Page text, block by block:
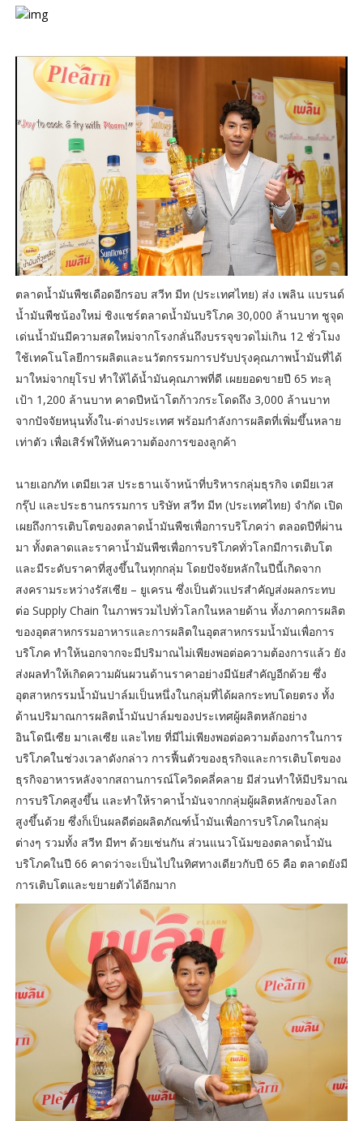
ตลาดน้ำมันพืชเดือดอีกรอบ สวีท มีท (ประเทศไทย) ส่ง เพลิน แบรนด์
น้ำมันพืชน้องใหม่ ชิงแชร์ตลาดน้ำมันบริโภค 30,000 ล้านบาท ชูจุด
เด่นน้ำมันมีความสดใหม่จากโรงกลั่นถึงบรรจุขวดไม่เกิน 12 ชั่วโมง
ใช้เทคโนโลยีการผลิตและนวัตกรรมการปรับปรุงคุณภาพน้ำมันที่ได้
มาใหม่จากยุโรป ทำให้ได้น้ำมันคุณภาพที่ดี เผยยอดขายปี 65 ทะลุ
เป้า 1,200 ล้านบาท คาดปีหน้าโตก้าวกระโดดถึง 3,000 ล้านบาท
จากปัจจัยหนุนทั้งใน-ต่างประเทศ พร้อมกำลังการผลิตที่เพิ่มขึ้นหลาย
เท่าตัว เพื่อเสิร์ฟให้ทันความต้องการของลูกค้า
นายเอกภัท เตมียเวส ประธานเจ้าหน้าที่บริหารกลุ่มธุรกิจ เตมียเวส
กรุ๊ป และประธานกรรมการ บริษัท สวีท มีท (ประเทศไทย) จำกัด เปิด
เผยถึงการเติบโตของตลาดน้ำมันพืชเพื่อการบริโภคว่า ตลอดปีที่ผ่าน
มา ทั้งตลาดและราคาน้ำมันพืชเพื่อการบริโภคทั่วโลกมีการเติบโต
และมีระดับราคาที่สูงขึ้นในทุกกลุ่ม โดยปัจจัยหลักในปีนี้เกิดจาก
สงครามระหว่างรัสเซีย – ยูเครน ซึ่งเป็นตัวแปรสำคัญส่งผลกระทบ
ต่อ Supply Chain ในภาพรวมไปทั่วโลกในหลายด้าน ทั้งภาคการผลิต
ของอุตสาหกรรมอาหารและการผลิตในอุตสาหกรรมน้ำมันเพื่อการ
บริโภค ทำให้นอกจากจะมีปริมาณไม่เพียงพอต่อความต้องการแล้ว ยัง
ส่งผลทำให้เกิดความผันผวนด้านราคาอย่างมีนัยสำคัญอีกด้วย ซึ่ง
อุตสาหกรรมน้ำมันปาล์มเป็นหนึ่งในกลุ่มที่ได้ผลกระทบโดยตรง ทั้ง
ด้านปริมาณการผลิตน้ำมันปาล์มของประเทศผู้ผลิตหลักอย่าง
อินโดนีเซีย มาเลเซีย และไทย ที่มีไม่เพียงพอต่อความต้องการในการ
บริโภคในช่วงเวลาดังกล่าว การฟื้นตัวของธุรกิจและการเติบโตของ
ธุรกิจอาหารหลังจากสถานการณ์โควิดคลี่คลาย มีส่วนทำให้มีปริมาณ
การบริโภคสูงขึ้น และทำให้ราคาน้ำมันจากกลุ่มผู้ผลิตหลักของโลก
สูงขึ้นด้วย ซึ่งก็เป็นผลดีต่อผลิตภัณฑ์น้ำมันเพื่อการบริโภคในกลุ่ม
ต่างๆ รวมทั้ง สวีท มีทฯ ด้วยเช่นกัน ส่วนแนวโน้มของตลาดน้ำมัน
บริโภคในปี 66 คาดว่าจะเป็นไปในทิศทางเดียวกับปี 65 คือ ตลาดยังมี
การเติบโตและขยายตัวได้อีกมาก